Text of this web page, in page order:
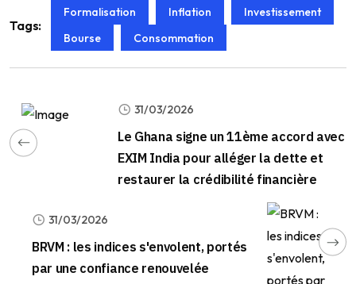
Tags:
Formalisation Inflation
Investissement
Bourse
Consommation
31/03/2026
Le Ghana signe un 11ème accord avec
EXIM India pour alléger la dette et
restaurer la crédibilité financière
31/03/2026
BRVM : les indices s'envolent, portés
par une confiance renouvelée